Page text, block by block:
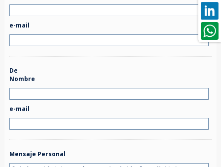
e-mail
De
Nombre
e-mail
Mensaje Personal